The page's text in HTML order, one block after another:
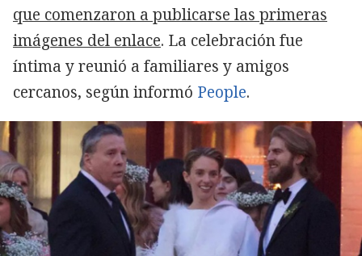
que comenzaron a publicarse las primeras
imágenes del enlace. La celebración fue
íntima y reunió a familiares y amigos
cercanos, según informó People.